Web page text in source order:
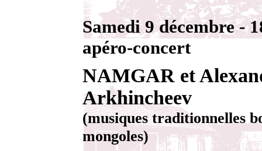
Samedi 9 décembre -
apéro-concert
NAMGAR et
Arkhincheev
(musiques traditionnelles
mongoles)